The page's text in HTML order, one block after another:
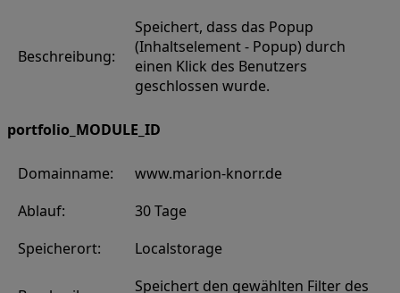
Beschreibung:
Speichert, dass das Popup
(Inhaltselement - Popup) durch
einen Klick des Benutzers
geschlossen wurde.
portfolio_MODULE_ID
Domainname:
www.marion-knorr.de
Ablauf:
30 Tage
Speicherort:
Localstorage
Speichert den gewählten Filter des